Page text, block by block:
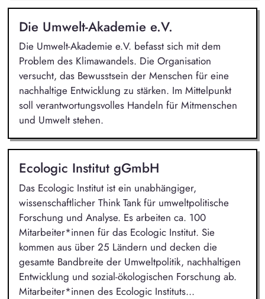
Die Umwelt-Akademie e.V.
Die Umwelt-Akademie e.V. befasst sich mit dem
Problem des Klimawandels. Die Organisation
versucht, das Bewusstsein der Menschen für eine
nachhaltige Entwicklung zu stärken. Im Mittelpunkt
soll verantwortungsvolles Handeln für Mitmenschen
und Umwelt stehen.
Ecologic Institut gGmbH
Das Ecologic Institut ist ein unabhängiger,
wissenschaftlicher Think Tank für umweltpolitische
Forschung und Analyse. Es arbeiten ca. 100
Mitarbeiter*innen für das Ecologic Institut. Sie
kommen aus über 25 Ländern und decken die
gesamte Bandbreite der Umweltpolitik, nachhaltigen
Entwicklung und sozial-ökologischen Forschung ab.
Mitarbeiter*innen des Ecologic Instituts...